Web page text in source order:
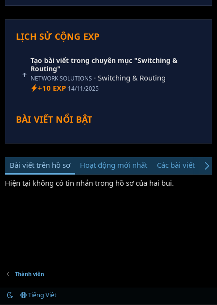
LỊCH SỬ CỘNG EXP
Tạo bài viết trong chuyên mục "Switching &
Routing"
NETWORK SOLUTIONS · Switching & Routing
+10 EXP 14/11/2025
BÀI VIẾT NỔI BẬT
Bài viết trên hồ sơ Hoạt động mới nhất Các bài viết
Hiện tại không có tin nhắn trong hồ sơ của hai bui.
Thành viên
Tiếng Việt